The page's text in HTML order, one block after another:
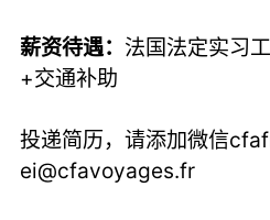
薪资待遇： 法国法定实习
+交通补助
投递简历，请添加微信
ei@cfavoyages.fr